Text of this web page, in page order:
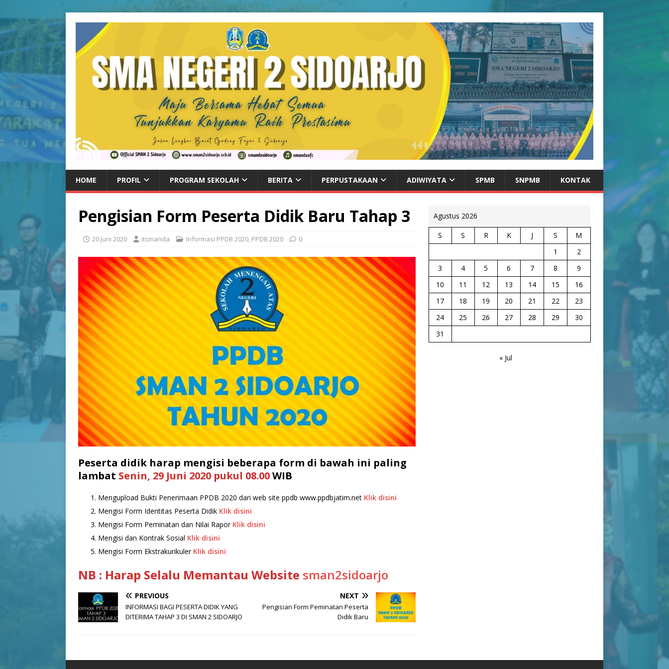
HOME PROFIL PROGRAM SEKOLAH BERITA PERPUSTAKAAN ADIWIYATA SPMB SNPMB KONTAK
Pengisian Form Peserta Didik Baru Tahap 3
20 Juni 2020 itsmanda Informasi PPDB 2020 PPDB 2020 0
Peserta didik harap mengisi beberapa form di bawah ini paling
lambat Senin, 29 Juni 2020 pukul 08.00WIB
Mengupload Bukti Penerimaan PPDB 2020 dari web site ppdb www.ppdbjatim.net Klik disini
Mengisi Form Identitas Peserta Didik Klik disini
Mengisi Form Peminatan dan Nilai Rapor Klik disini
Mengisi dan Kontrak Sosial Klik disini
Mengisi Form Ekstrakurikuler Klik disini
NB : Harap Selalu Memantau Website sman2sidoarjo
PREVIOUS
INFORMASI BAGI PESERTA DIDIK YANG
DITERIMA TAHAP 3 DI SMAN 2 SIDOARJO
NEXT
Pengisian Form Peminatan Peserta
Didik Baru
Agustus 2026
S S R K J S
M
1
2
3
4 5 6 7 8
9
10
11 12 13 14 15
16
17
18 19 20 21 22
23
24
25 26 27 28 29
30
31
« Jul